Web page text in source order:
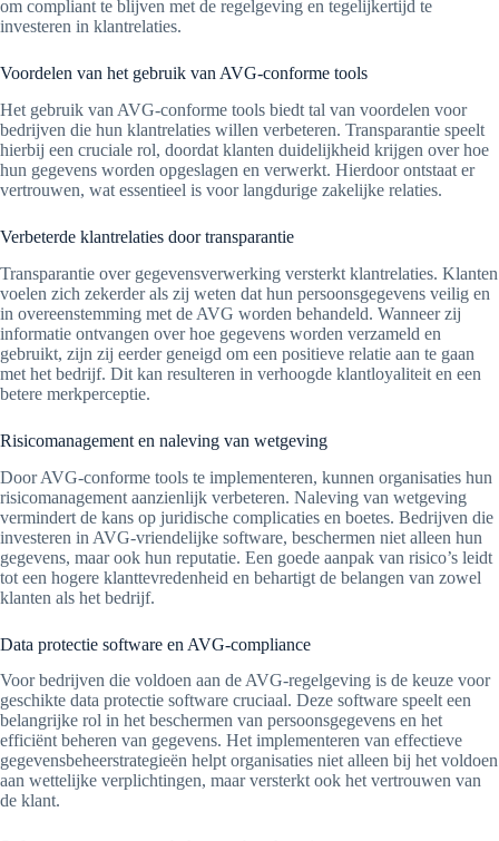
om compliant te blijven met de regelgeving en tegelijkertijd te
investeren in klantrelaties.
Voordelen van het gebruik van AVG-conforme tools
Het gebruik van AVG-conforme tools biedt tal van voordelen voor
bedrijven die hun klantrelaties willen verbeteren. Transparantie speelt
hierbij een cruciale rol, doordat klanten duidelijkheid krijgen over hoe
hun gegevens worden opgeslagen en verwerkt. Hierdoor ontstaat er
vertrouwen, wat essentieel is voor langdurige zakelijke relaties.
Verbeterde klantrelaties door transparantie
Transparantie over gegevensverwerking versterkt klantrelaties. Klanten
voelen zich zekerder als zij weten dat hun persoonsgegevens veilig en
in overeenstemming met de AVG worden behandeld. Wanneer zij
informatie ontvangen over hoe gegevens worden verzameld en
gebruikt, zijn zij eerder geneigd om een positieve relatie aan te gaan
met het bedrijf. Dit kan resulteren in verhoogde klantloyaliteit en een
betere merkperceptie.
Risicomanagement en naleving van wetgeving
Door AVG-conforme tools te implementeren, kunnen organisaties hun
risicomanagement aanzienlijk verbeteren. Naleving van wetgeving
vermindert de kans op juridische complicaties en boetes. Bedrijven die
investeren in AVG-vriendelijke software, beschermen niet alleen hun
gegevens, maar ook hun reputatie. Een goede aanpak van risico’s leidt
tot een hogere klanttevredenheid en behartigt de belangen van zowel
klanten als het bedrijf.
Data protectie software en AVG-compliance
Voor bedrijven die voldoen aan de AVG-regelgeving is de keuze voor
geschikte data protectie software cruciaal. Deze software speelt een
belangrijke rol in het beschermen van persoonsgegevens en het
efficiënt beheren van gegevens. Het implementeren van effectieve
gegevensbeheerstrategieën helpt organisaties niet alleen bij het voldoen
aan wettelijke verplichtingen, maar versterkt ook het vertrouwen van
de klant.